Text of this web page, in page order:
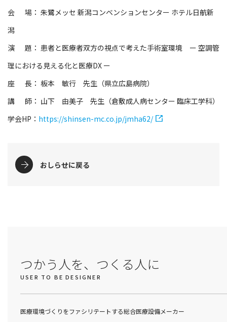
会 場： 朱鷺メッセ 新潟コンベンションセンター ホテル日航新
潟
演 題： 患者と医療者双方の視点で考えた手術室環境 ー 空調管
理における見える化と医療DX ー
座 長： 板本 敏行 先生（県立広島病院）
講 師： 山下 由美子 先生（倉敷成人病センター 臨床工学科）
学会HP： https://shinsen-mc.co.jp/jmha62/
おしらせに戻る
つかう人を、つくる人に
USER TO BE DESIGNER
医療環境づくりをファシリテートする総合医療設備メーカー